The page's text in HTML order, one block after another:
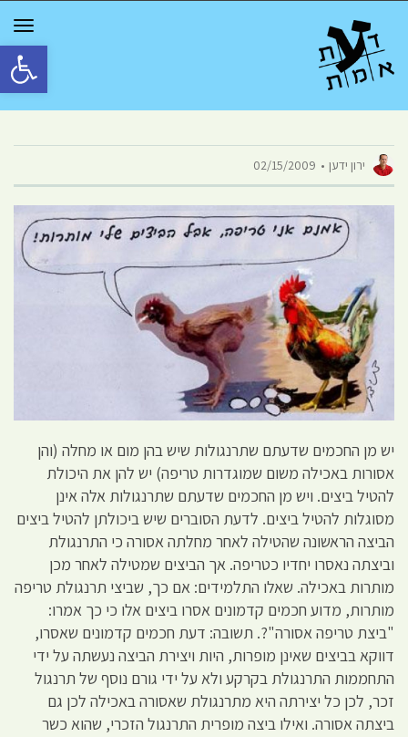
פתח
ירון ידען 02/15/2009
יש מן החכמים שדעתם שתרנגולות שיש בהן מום או מחלה (והן
אסורות באכילה משום שמוגדרות טריפה) יש להן את היכולת
להטיל ביצים. ויש מן החכמים שדעתם שתרנגולות אלה אינן
מסוגלות להטיל ביצים. לדעת הסוברים שיש ביכולתן להטיל ביצים
הביצה הראשונה שהטילה לאחר מחלתה אסורה כי התרנגולת
וביצתה נאסרו יחדיו כטריפה. אך הביצים שמטילה לאחר מכן
מותרות באכילה. שאלו התלמידים: אם כך, שביצי תרנגולת טריפה
מותרות, מדוע חכמים קדמונים אסרו ביצים אלו כי כך אמרו:
"ביצת טריפה אסורה"?. תשובה: דעת חכמים קדמונים שאסרו,
דווקא בביצים שאינן מופרות, היות ויצירת הביצה נעשתה על ידי
התחממות התרנגולת בקרקע ולא על ידי גורם נוסף של תרנגול
זכר, לכן כל יצירתה היא מתרנגולת שאסורה באכילה לכן גם
ביצתה אסורה. ואילו ביצה מופרית התרנגול הזכרי, שהוא כשר